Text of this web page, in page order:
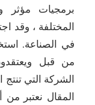
برمجيات مؤثر
المختلفة ، وقد
في الصناعة.
الشركة التي تنتج
المقال نعتبر من